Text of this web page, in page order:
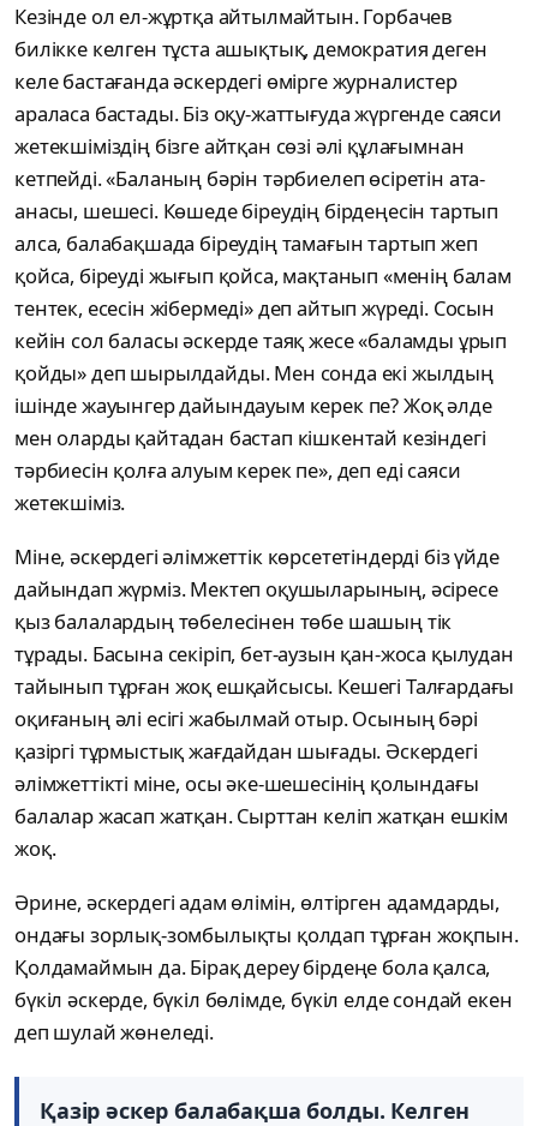
Кезінде ол ел-жұртқа айтылмайтын. Горбачев
билікке келген тұста ашықтық, демократия деген
келе бастағанда әскердегі өмірге журналистер
араласа бастады. Біз оқу-жаттығуда жүргенде саяси
жетекшіміздің бізге айтқан сөзі әлі құлағымнан
кетпейді. «Баланың бәрін тәрбиелеп өсіретін ата-
анасы, шешесі. Көшеде біреудің бірдеңесін тартып
алса, балабақшада біреудің тамағын тартып жеп
қойса, біреуді жығып қойса, мақтанып «менің балам
тентек, есесін жібермеді» деп айтып жүреді. Сосын
кейін сол баласы әскерде таяқ жесе «баламды ұрып
қойды» деп шырылдайды. Мен сонда екі жылдың
ішінде жауынгер дайындауым керек пе? Жоқ әлде
мен оларды қайтадан бастап кішкентай кезіндегі
тәрбиесін қолға алуым керек пе», деп еді саяси
жетекшіміз.
Міне, әскердегі әлімжеттік көрсететіндерді біз үйде
дайындап жүрміз. Мектеп оқушыларының, әсіресе
қыз балалардың төбелесінен төбе шашың тік
тұрады. Басына секіріп, бет-аузын қан-жоса қылудан
тайынып тұрған жоқ ешқайсысы. Кешегі Талғардағы
оқиғаның әлі есігі жабылмай отыр. Осының бәрі
қазіргі тұрмыстық жағдайдан шығады. Әскердегі
әлімжеттікті міне, осы әке-шешесінің қолындағы
балалар жасап жатқан. Сырттан келіп жатқан ешкім
жоқ.
Әрине, әскердегі адам өлімін, өлтірген адамдарды,
ондағы зорлық-зомбылықты қолдап тұрған жоқпын.
Қолдамаймын да. Бірақ дереу бірдеңе бола қалса,
бүкіл әскерде, бүкіл бөлімде, бүкіл елде сондай екен
деп шулай жөнеледі.
Қазір әскер балабақша болды. Келген